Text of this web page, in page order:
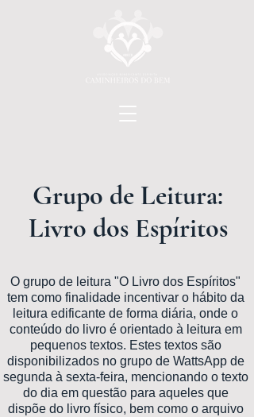
Grupo de Leitura:
Livro dos Espíritos
O grupo de leitura "O Livro dos Espíritos"
tem como finalidade incentivar o hábito da
leitura edificante de forma diária, onde o
conteúdo do livro é orientado à leitura em
pequenos textos. Estes textos são
disponibilizados no grupo de WattsApp de
segunda à sexta-feira, mencionando o texto
do dia em questão para aqueles que
dispõe do livro físico, bem como o arquivo